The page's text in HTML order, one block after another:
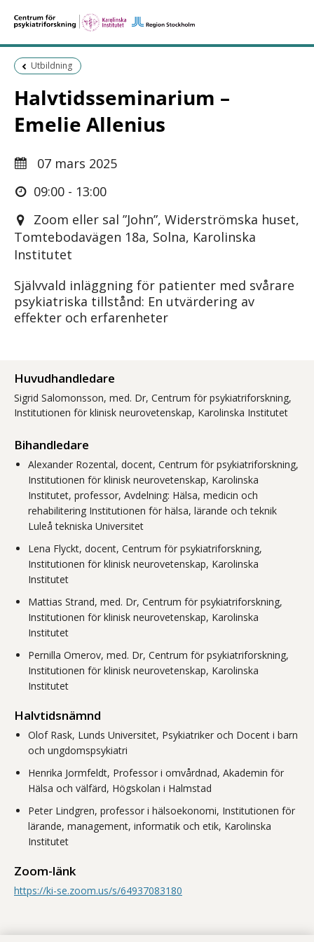
Föregående sida:
Utbildning
Halvtidsseminarium –
Emelie Allenius
07 mars 2025
09:00 - 13:00
Zoom eller sal ”John”, Widerströmska huset,
Tomtebodavägen 18a, Solna, Karolinska
Institutet
Självvald inläggning för patienter med svårare
psykiatriska tillstånd: En utvärdering av
effekter och erfarenheter
Huvudhandledare
Sigrid Salomonsson, med. Dr, Centrum för psykiatriforskning,
Institutionen för klinisk neurovetenskap, Karolinska Institutet
Bihandledare
Alexander Rozental, docent, Centrum för psykiatriforskning,
Institutionen för klinisk neurovetenskap, Karolinska
Institutet, professor, Avdelning: Hälsa, medicin och
rehabilitering Institutionen för hälsa, lärande och teknik
Luleå tekniska Universitet
Lena Flyckt, docent, Centrum för psykiatriforskning,
Institutionen för klinisk neurovetenskap, Karolinska
Institutet
Mattias Strand, med. Dr, Centrum för psykiatriforskning,
Institutionen för klinisk neurovetenskap, Karolinska
Institutet
Pernilla Omerov, med. Dr, Centrum för psykiatriforskning,
Institutionen för klinisk neurovetenskap, Karolinska
Institutet
Halvtidsnämnd
Olof Rask, Lunds Universitet, Psykiatriker och Docent i barn
och ungdomspsykiatri
Henrika Jormfeldt, Professor i omvårdnad, Akademin för
Hälsa och välfärd, Högskolan i Halmstad
Peter Lindgren, professor i hälsoekonomi, Institutionen för
lärande, management, informatik och etik, Karolinska
Institutet
Zoom-länk
https://ki-se.zoom.us/s/64937083180